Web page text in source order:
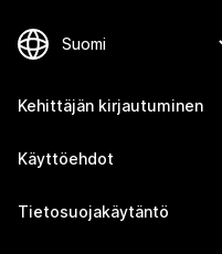
Kehittäjän kirjautuminen
Käyttöehdot
Tietosuojakäytäntö